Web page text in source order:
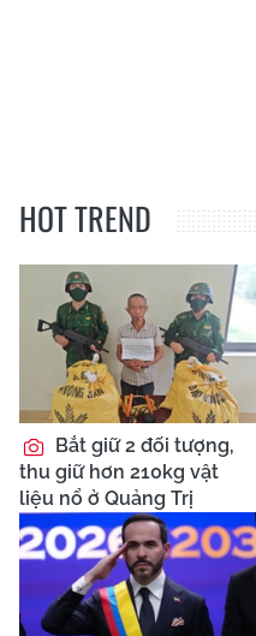
HOT TREND
Bắt giữ 2 đối tượng,
thu giữ hơn 210kg vật
liệu nổ ở Quảng Trị